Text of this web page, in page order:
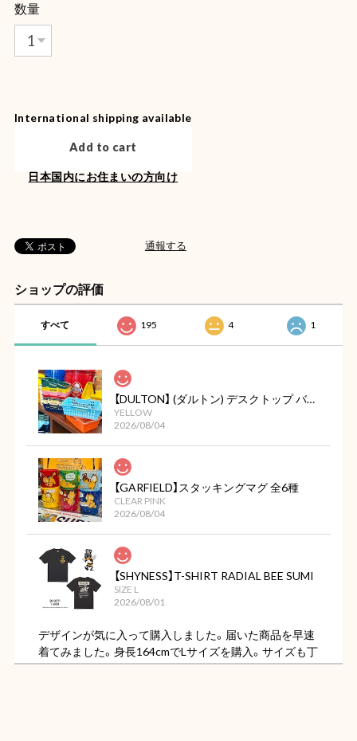
数量
International shipping available
Add to cart
日本国内にお住まいの方向け
通報する
ショップの評価
すべて 195 4 1
【DULTON】 (ダルトン) デスクトップ バスケット
YELLOW
2026/08/04
【GARFIELD】スタッキングマグ 全6種
CLEAR PINK
2026/08/04
【SHYNESS】T-SHIRT RADIAL BEE SUMI
SIZE L
2026/08/01
デザインが気に入って購入しました。届いた商品を早速
着てみました。身長164cmでLサイズを購入。サイズも丁
度よく色もただの黒ではなくちょっと色褪せた様なビン